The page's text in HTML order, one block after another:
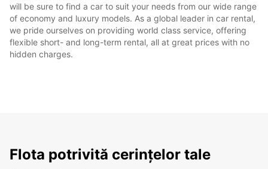
will be sure to find a car to suit your needs from our wide range
of economy and luxury models. As a global leader in car rental,
we pride ourselves on providing world class service, offering
flexible short- and long-term rental, all at great prices with no
hidden charges.
Flota potrivită cerințelor tale